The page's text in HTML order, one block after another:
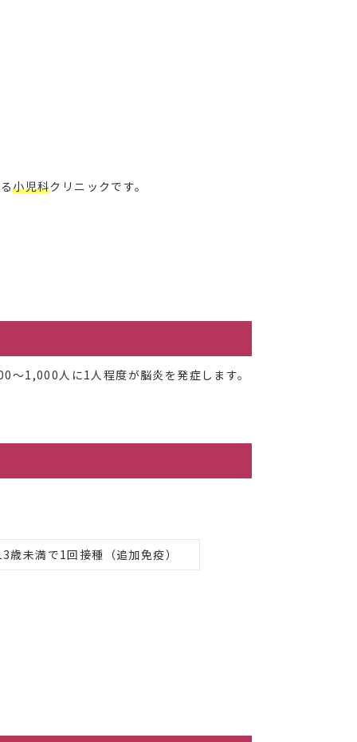
小児科クリニックです。
～1,000人に1人程度が脳炎を発症します。
歳未満で1回接種（追加免疫）